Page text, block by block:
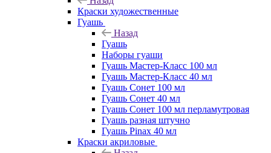
Краски художественные
Гуашь
Назад
Гуашь
Наборы гуаши
Гуашь Мастер-Класс 100 мл
Гуашь Мастер-Класс 40 мл
Гуашь Сонет 100 мл
Гуашь Сонет 40 мл
Гуашь Сонет 100 мл перламутровая
Гуашь разная штучно
Гуашь Pinax 40 мл
Краски акриловые